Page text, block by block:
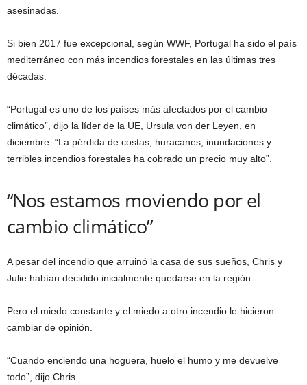
asesinadas.
Si bien 2017 fue excepcional, según WWF, Portugal ha sido el país
mediterráneo con más incendios forestales en las últimas tres
décadas.
“Portugal es uno de los países más afectados por el cambio
climático”, dijo la líder de la UE, Ursula von der Leyen, en
diciembre. “La pérdida de costas, huracanes, inundaciones y
terribles incendios forestales ha cobrado un precio muy alto”.
“Nos estamos moviendo por el
cambio climático”
A pesar del incendio que arruinó la casa de sus sueños, Chris y
Julie habían decidido inicialmente quedarse en la región.
Pero el miedo constante y el miedo a otro incendio le hicieron
cambiar de opinión.
“Cuando enciendo una hoguera, huelo el humo y me devuelve
todo”, dijo Chris.